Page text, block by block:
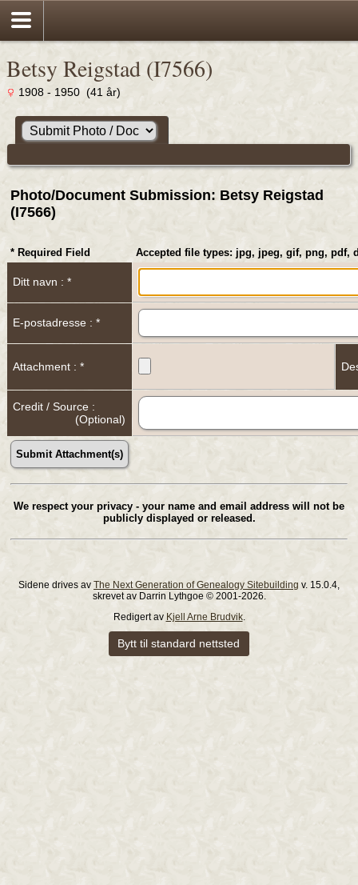
Betsy Reigstad (I7566)
1908 - 1950 (41 år)
Photo/Document Submission: Betsy Reigstad
(I7566)
* Required Field Accepted file types: jpg, jpeg, gif, png, pdf,
Ditt navn : *
E-postadresse : *
Attachment : *
Credit / Source :
(Optional)
We respect your privacy - your name and email address will not be
publicly displayed or released.
Sidene drives av The Next Generation of Genealogy Sitebuilding v. 15.0.4,
skrevet av Darrin Lythgoe © 2001-2026.
Redigert av Kjell Arne Brudvik.
Bytt til standard nettsted